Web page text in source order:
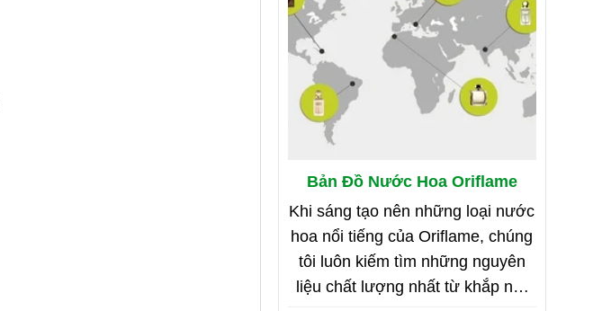
Bản Đồ Nước Hoa Oriflame
Khi sáng tạo nên những loại nước
hoa nổi tiếng của Oriflame, chúng
tôi luôn kiếm tìm những nguyên
liệu chất lượng nhất từ khắp nơi